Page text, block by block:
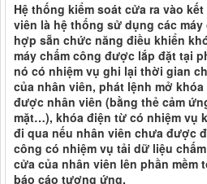
Hệ thống kiểm soát cửa ra vào
viên là hệ thống sử dụng các
hợp sẵn chức năng điều khiển
máy chấm công được lắp đặt tại
nó có nhiệm vụ ghi lại thời gian
của nhân viên, phát lệnh mở
được nhân viên (bằng thẻ cảm
mặt…), khóa điện từ có nhiệm vụ
đi qua nếu nhân viên chưa được
công có nhiệm vụ tải dữ liệu
cửa của nhân viên lên phần mềm
báo cáo tương ứng.